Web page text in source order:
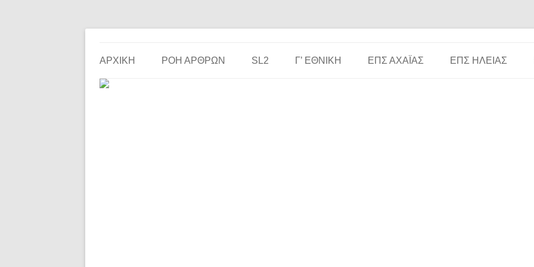
ΑΡΧΙΚΗ ΡΟΗ ΑΡΘΡΩΝ SL2 Γ’ ΕΘΝΙΚΉ ΕΠΣ ΑΧΑΪ́ΑΣ ΕΠΣ ΗΛΕΊΑΣ